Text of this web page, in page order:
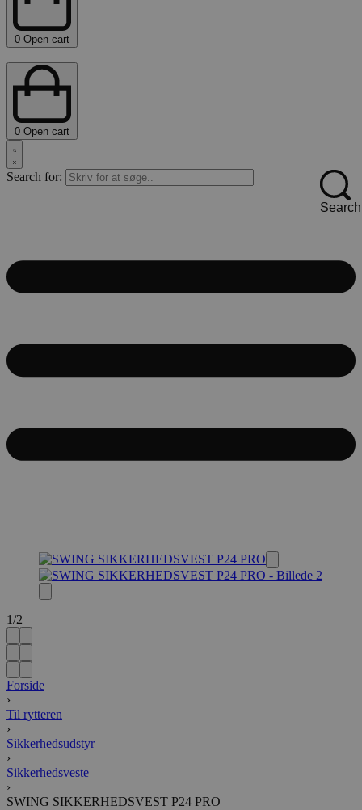
0 Open cart
0 Open cart
Search for:
Search
1/2
Forside
›
Til rytteren
›
Sikkerhedsudstyr
›
Sikkerhedsveste
›
SWING SIKKERHEDSVEST P24 PRO